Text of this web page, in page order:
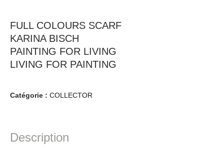
FULL COLOURS SCARF
KARINA BISCH
PAINTING FOR LIVING
LIVING FOR PAINTING
Catégorie : COLLECTOR
Description